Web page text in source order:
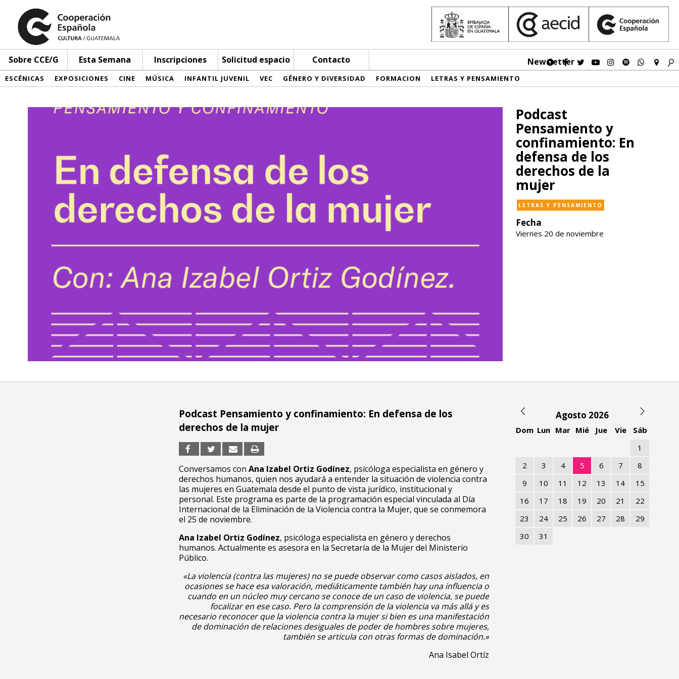
Sobre CCE/G Esta Semana Inscripciones Solicitud espacio Contacto Newsletter
ESCÉNICAS EXPOSICIONES CINE MÚSICA INFANTIL JUVENIL VEC GÉNERO Y DIVERSIDAD FORMACION LETRAS Y PENSAMIENTO
Podcast
Pensamiento y
confinamiento: En
defensa de los
derechos de la
mujer
LETRAS Y PENSAMIENTO
Fecha
Viernes 20 de noviembre
Podcast Pensamiento y confinamiento: En defensa de los
derechos de la mujer
Conversamos con Ana Izabel Ortiz Godínez, psicóloga especialista en género y
derechos humanos, quien nos ayudará a entender la situación de violencia contra
las mujeres en Guatemala desde el punto de vista jurídico, institucional y
personal. Este programa es parte de la programación especial vinculada al Día
Internacional de la Eliminación de la Violencia contra la Mujer, que se conmemora
el 25 de noviembre.
Ana Izabel Ortiz Godínez, psicóloga especialista en género y derechos
humanos. Actualmente es asesora en la Secretaría de la Mujer del Ministerio
Público.
«La violencia (contra las mujeres) no se puede observar como casos aislados, en
ocasiones se hace esa valoración, mediáticamente también hay una influencia o
cuando en un núcleo muy cercano se conoce de un caso de violencia, se puede
focalizar en ese caso. Pero la comprensión de la violencia va más allá y es
necesario reconocer que la violencia contra la mujer si bien es una manifestación
de dominación de relaciones desiguales de poder de hombres sobre mujeres,
también se articula con otras formas de dominación.»
Ana Isabel Ortíz
Agosto 2026
Dom Lun Mar Mié Jue Vie
Sáb
1
2
3 4 5 6 7
8
9
10 11 12 13 14
15
16
17 18 19 20 21
22
23
24 25 26 27 28
29
30
31